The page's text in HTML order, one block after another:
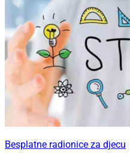
Besplatne radionice za djecu